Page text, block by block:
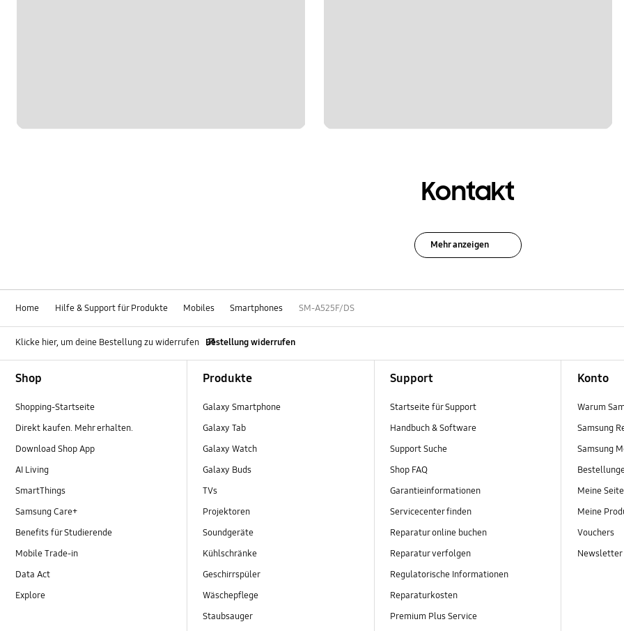
Kontakt
Mehr anzeigen
Home Hilfe & Support für Produkte Mobiles Smartphones SM-A525F/DS
Klicke hier, um deine Bestellung zu widerrufen Bestellung widerrufen
Shop
Shopping-Startseite
Direkt kaufen. Mehr erhalten.
Download Shop App
AI Living
SmartThings
Samsung Care+
Benefits für Studierende
Mobile Trade-in
Data Act
Explore
Produkte
Galaxy Smartphone
Galaxy Tab
Galaxy Watch
Galaxy Buds
TVs
Projektoren
Soundgeräte
Kühlschränke
Geschirrspüler
Wäschepflege
Staubsauger
Support
Startseite für Support
Handbuch & Software
Support Suche
Shop FAQ
Garantieinformationen
Servicecenter finden
Reparatur online buchen
Reparatur verfolgen
Regulatorische Informationen
Reparaturkosten
Premium Plus Service
Konto
Warum
Samsung
Samsung
Meine Seite
Meine
Vouchers
Newsletter